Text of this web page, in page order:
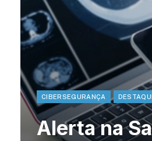
CIBERSEGURANÇA
Alerta na